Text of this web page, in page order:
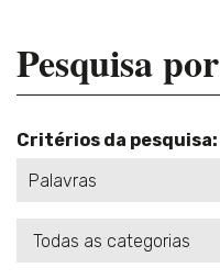
Pesquisa por
Critérios da pesquisa:
Categorias